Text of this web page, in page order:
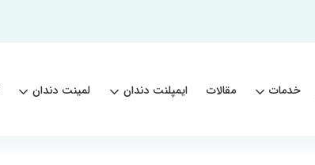
خدمات مقالات ایمپلنت دندان لمینت دندان